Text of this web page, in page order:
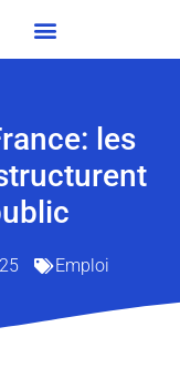
les
Emploi